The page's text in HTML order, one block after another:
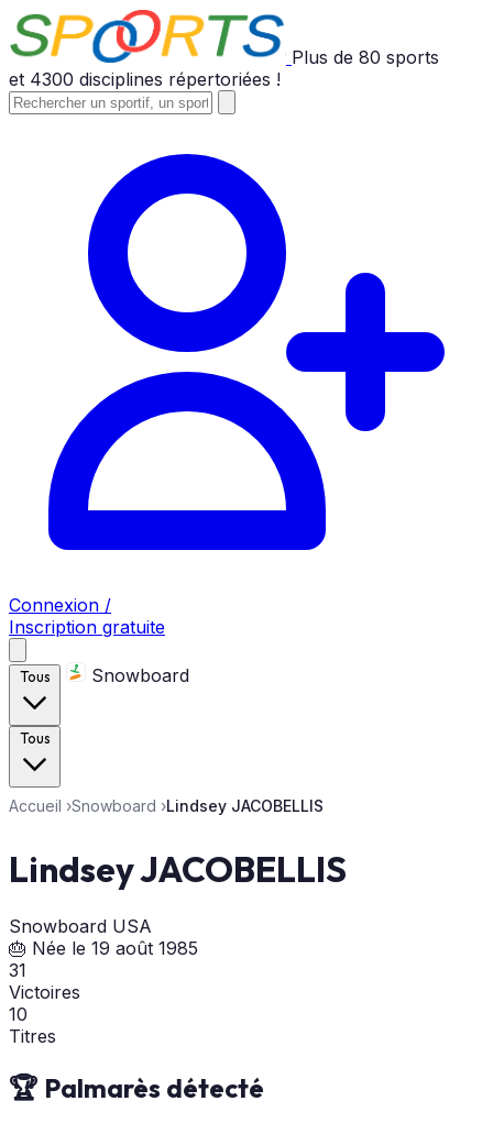
Plus de 80 sports
et 4300 disciplines répertoriées !
Connexion /
Inscription gratuite
Tous Snowboard
Tous
Accueil ›Snowboard ›Lindsey JACOBELLIS
Lindsey JACOBELLIS
Snowboard USA
🎂 Née le 19 août 1985
31
Victoires
10
Titres
🏆 Palmarès détecté